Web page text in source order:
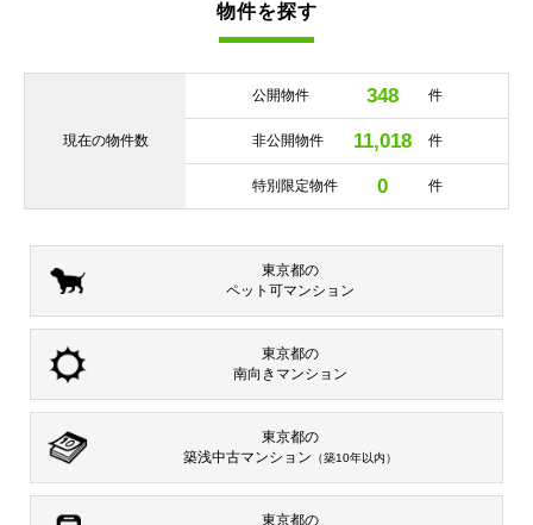
物件を探す
現在の物件数
公開物件 348 件
非公開物件 11,018 件
特別限定物件 0 件
東京都の
ペット可マンション
東京都の
南向き マンション
東京都の
築浅中古マンション （築10年以内）
東京都の